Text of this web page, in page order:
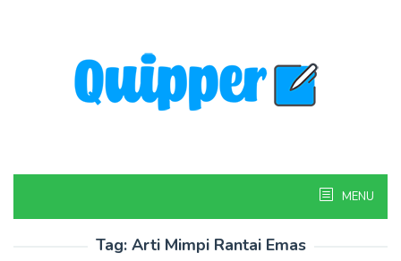
MENU
Tag: Arti Mimpi Rantai Emas